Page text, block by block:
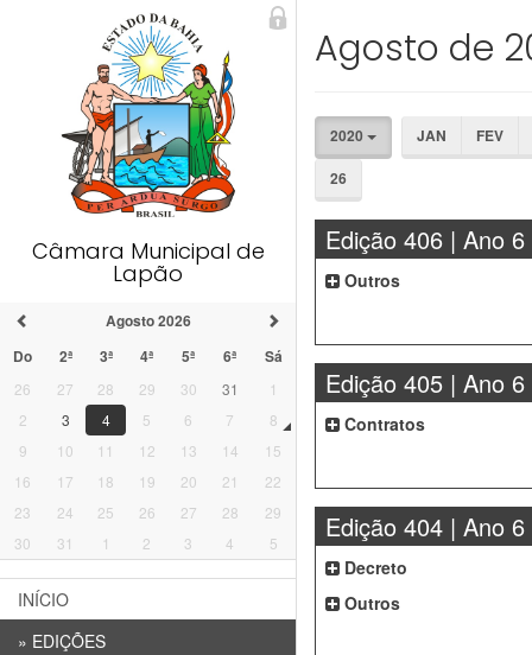
Câmara Municipal de
Lapão
Agosto 2026
Do
2ª 3ª 4ª 5ª 6ª Sá
26 27 28 29 30 31
1
2
3 4 5 6 7
8
9
10 11 12 13 14
15
16
17 18 19 20 21
22
23
24 25 26 27 28
29
30
31 1 2 3 4 5
INÍCIO
» EDIÇÕES
Agosto de
2020 JAN
FEV
26
Edição 406 | Ano 6
Outros
Edição 405 | Ano 6
Contratos
Edição 404 | Ano 6
Decreto
Outros